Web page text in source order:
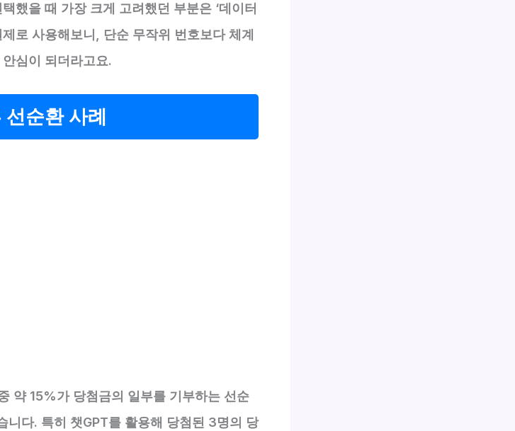
했을 때 가장 크게 고려했던 부분은 ‘데이터
로 사용해보니, 단순 무작위 번호보다 체계
심이 되더라고요.
순환 사례
약 15%가 당첨금의 일부를 기부하는 선순
니다. 특히 챗GPT를 활용해 당첨된 3명의 당